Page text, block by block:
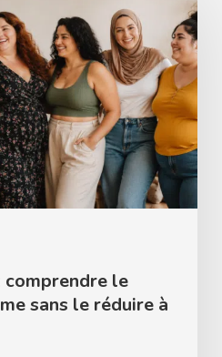
comprendre le
sans le réduire à